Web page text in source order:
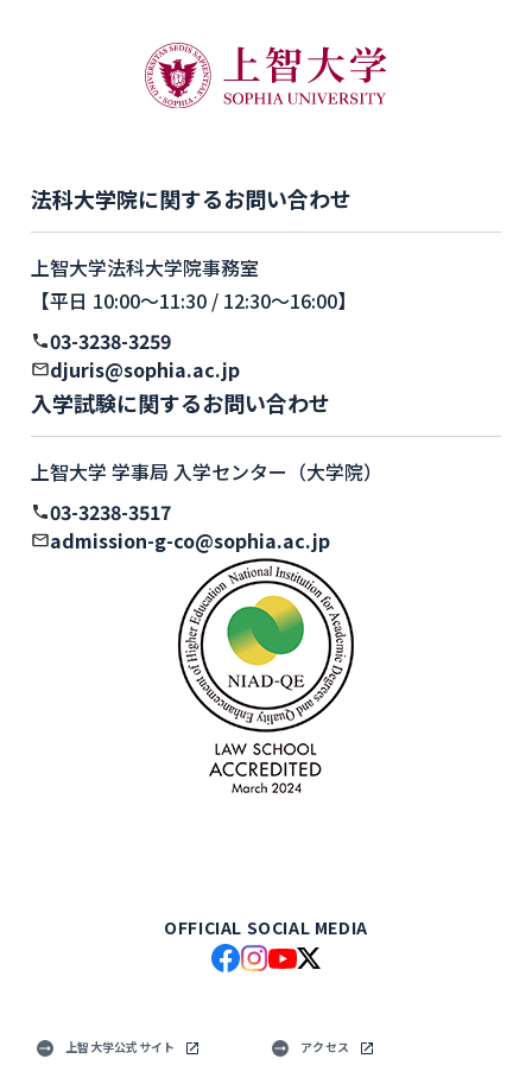
法科大学院に関するお問い合わせ
上智大学法科大学院事務室
【平日 10:00〜11:30 / 12:30〜16:00】
03-3238-3259
djuris@sophia.ac.jp
入学試験に関するお問い合わせ
上智大学 学事局 入学センター（大学院）
03-3238-3517
admission-g-co@sophia.ac.jp
OFFICIAL SOCIAL MEDIA
上智大学公式サイト アクセス